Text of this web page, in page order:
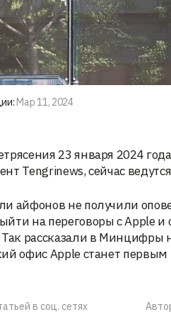
Мар 11, 2024
23 января 2024
Tengrinews, сейчас
айфонов не получили
на переговоры с Apple
Так рассказали в Минцифры
офис Apple станет
в соц. сетях